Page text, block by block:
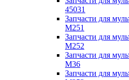
45031
Запчасти для
M251
Запчасти для
M252
Запчасти для
M36
Запчасти для